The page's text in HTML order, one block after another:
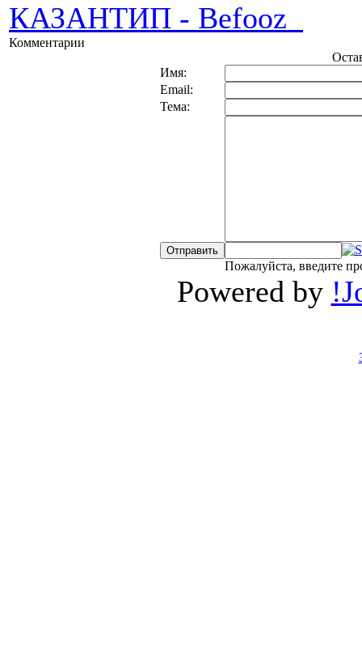
КАЗАНТИП - Befooz
Комментарии
Имя:
Email:
Тема:
Пожалуйста, введите
Powered by